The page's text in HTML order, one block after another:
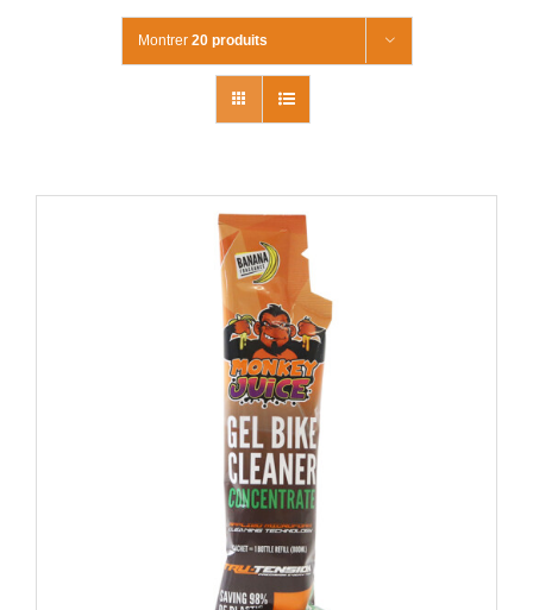
Montrer 20 produits